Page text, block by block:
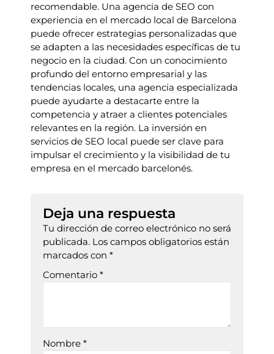
recomendable. Una agencia de SEO con
experiencia en el mercado local de Barcelona
puede ofrecer estrategias personalizadas que
se adapten a las necesidades específicas de tu
negocio en la ciudad. Con un conocimiento
profundo del entorno empresarial y las
tendencias locales, una agencia especializada
puede ayudarte a destacarte entre la
competencia y atraer a clientes potenciales
relevantes en la región. La inversión en
servicios de SEO local puede ser clave para
impulsar el crecimiento y la visibilidad de tu
empresa en el mercado barcelonés.
Deja una respuesta
Tu dirección de correo electrónico no será
publicada. Los campos obligatorios están
marcados con *
Comentario *
Nombre *